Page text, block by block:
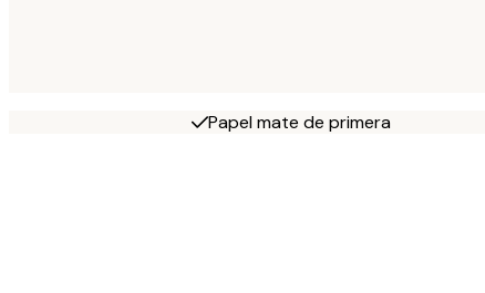
Papel mate de primera